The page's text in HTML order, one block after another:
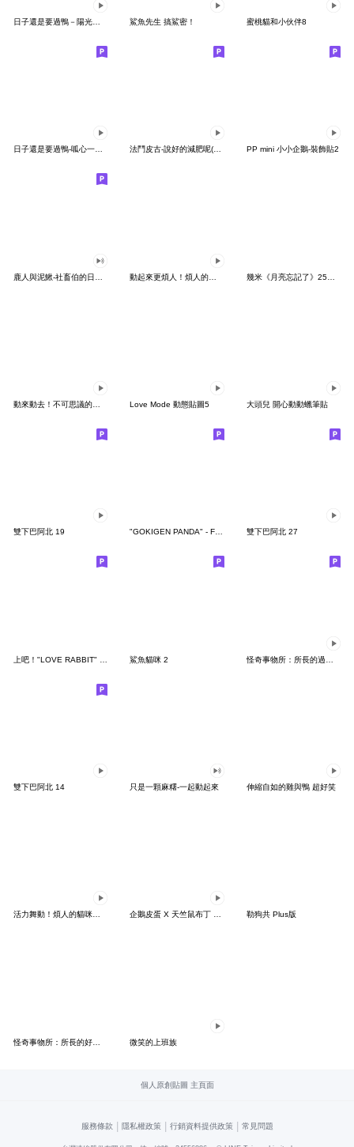
鯊魚先生 搞鯊密！ 蜜桃貓和小伙伴8
日子還是要過鴨-呱心一下鴨 法鬥皮古-說好的減肥呢(第15彈) PP mini 小小企鵝-裝飾貼2
幾米《月亮忘記了》25周年 x 晴天P莉
Love Mode 動態貼圖5 大頭兒 開心動動蠟筆貼
雙下巴阿北 19 "GOKIGEN PANDA" - Feeling / global 雙下巴阿北 27
鯊魚貓咪 2
雙下巴阿北 14 只是一顆麻糬-一起動起來 伸縮自如的雞與鴨 超好笑
活力舞動！煩人的貓咪★迷你版 2 企鵝皮蛋 X 天竺鼠布丁 有點厭世 勒狗共 Plus版
微笑的上班族
個人原創貼圖 主頁面
服務條款 | 隱私權政策 | 行銷資料提供政策 | 常見問題